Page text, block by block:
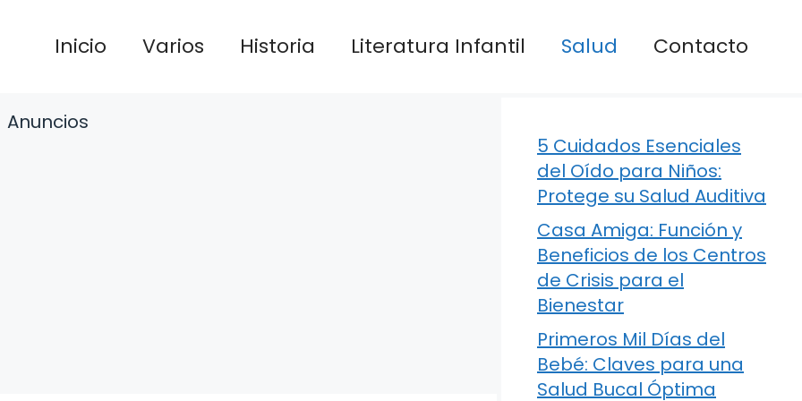
Inicio Varios Historia Literatura Infantil Salud Contacto
Anuncios
5 Cuidados Esenciales
del Oído para Niños:
Protege su Salud Auditiva
Casa Amiga: Función y
Beneficios de los Centros
de Crisis para el
Bienestar
Primeros Mil Días del
Bebé: Claves para una
Salud Bucal Óptima